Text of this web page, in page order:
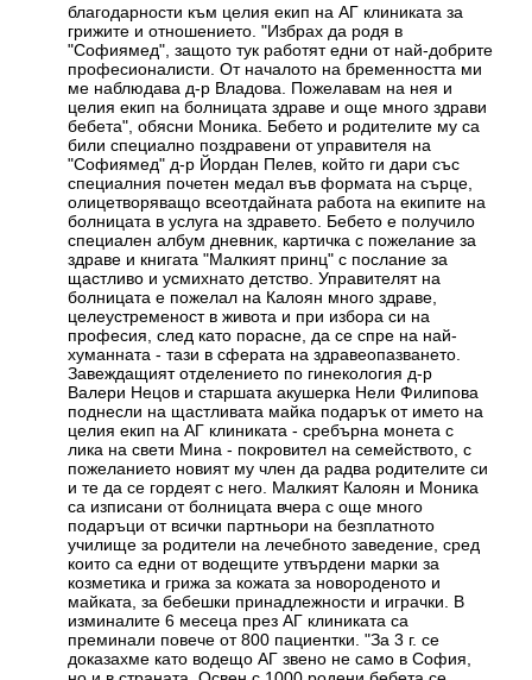
благодарности към целия екип на АГ клиниката за
грижите и отношението. "Избрах да родя в
"Софиямед", защото тук работят едни от най-добрите
професионалисти. От началото на бременността ми
ме наблюдава д-р Владова. Пожелавам на нея и
целия екип на болницата здраве и още много здрави
бебета", обясни Моника. Бебето и родителите му са
били специално поздравени от управителя на
"Софиямед" д-р Йордан Пелев, който ги дари със
специалния почетен медал във формата на сърце,
олицетворяващо всеотдайната работа на екипите на
болницата в услуга на здравето. Бебето е получило
специален албум дневник, картичка с пожелание за
здраве и книгата "Малкият принц" с послание за
щастливо и усмихнато детство. Управителят на
болницата е пожелал на Калоян много здраве,
целеустременост в живота и при избора си на
професия, след като порасне, да се спре на най-
хуманната - тази в сферата на здравеопазването.
Завеждащият отделението по гинекология д-р
Валери Нецов и старшата акушерка Нели Филипова
поднесли на щастливата майка подарък от името на
целия екип на АГ клиниката - сребърна монета с
лика на свети Мина - покровител на семейството, с
пожеланието новият му член да радва родителите си
и те да се гордеят с него. Малкият Калоян и Моника
са изписани от болницата вчера с още много
подаръци от всички партньори на безплатното
училище за родители на лечебното заведение, сред
които са едни от водещите утвърдени марки за
козметика и грижа за кожата за новороденото и
майката, за бебешки принадлежности и играчки. В
изминалите 6 месеца през АГ клиниката са
преминали повече от 800 пациентки. "За 3 г. се
доказахме като водещо АГ звено не само в София,